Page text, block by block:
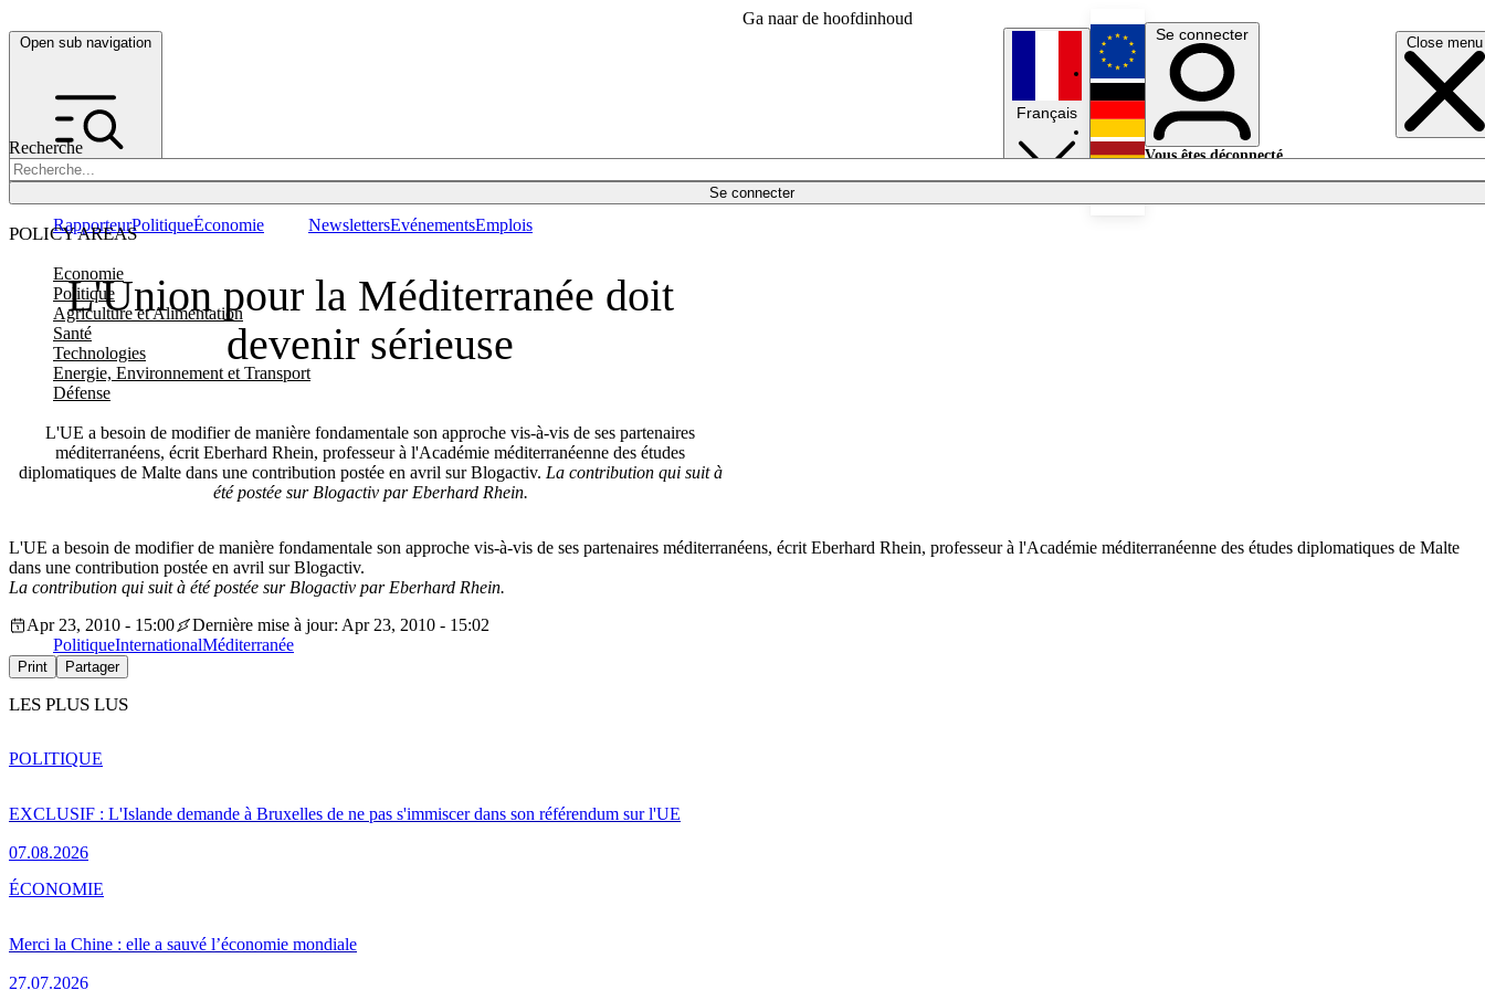
Ga naar de hoofdinhoud
Open sub navigation Close menu
Recherche
Se connecter
POLICY AREAS
Economie
Politique
Agriculture et Alimentation
Santé
Technologies
Energie, Environnement et Transport
Défense
RapporteurPolitiqueÉconomie NewslettersEvénementsEmplois
Français
English
Deutsch
Se connecter
Vous êtes déconnecté.
L'Union pour la Méditerranée doit
devenir sérieuse
L'UE a besoin de modifier de manière fondamentale son approche vis-à-vis de ses partenaires
méditerranéens, écrit Eberhard Rhein, professeur à l'Académie méditerranéenne des études
diplomatiques de Malte dans une contribution postée en avril sur Blogactiv. La contribution qui suit à
été postée sur Blogactiv par Eberhard Rhein.
L'UE a besoin de modifier de manière fondamentale son approche vis-à-vis de ses partenaires méditerranéens, écrit Eberhard Rhein, professeur à l'Académie méditerranéenne des études diplomatiques de Malte
dans une contribution postée en avril sur Blogactiv.
La contribution qui suit à été postée sur Blogactiv par Eberhard Rhein.
Apr 23, 2010 - 15:00
Dernière mise à jour: Apr 23, 2010 - 15:02
PolitiqueInternationalMéditerranée
Print Partager
LES PLUS LUS
EXCLUSIF : L'Islande demande à Bruxelles de ne pas s'immiscer dans son référendum sur l'UE
07.08.2026
POLITIQUE
Merci la Chine : elle a sauvé l’économie mondiale
27.07.2026
ÉCONOMIE